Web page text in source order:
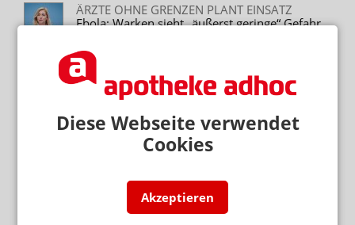
Diese Webseite verwendet
Cookies
Akzeptieren
ÄRZTE OHNE GRENZEN PLANT EINSATZ
Ebola: Warken sieht „äußerst geringe“ Gefahr
KONGO UND UGANDA
Ebola-Ausbruch: WHO ruft internationale
Notlage aus
EBOLA-AUSBRUCH IM KONGO
Ebola: „Wenn es so losgeht, ist es meistens
katastrophal“
Neuere Artikel zum Thema